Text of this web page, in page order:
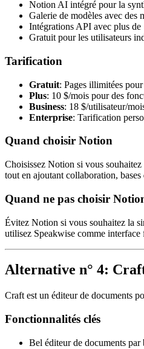
Notion AI intégré pour la
Galerie de modèles avec des
Intégrations API avec plus de
Gratuit pour les utilisateurs
Tarification
Gratuit: Pages illimitées
Plus: 10 $/mois pour des
Business: 18 $/utilisateur/
Enterprise: Tarification
Quand choisir Notion
Choisissez Notion si vous
tout en ajoutant collaboration,
Quand ne pas choisir
Évitez Notion si vous souhaitez la
utilisez Speakwise comme interface
Alternative n° 4:
Craft est un éditeur de documents
Fonctionnalités clés
Bel éditeur de documents par